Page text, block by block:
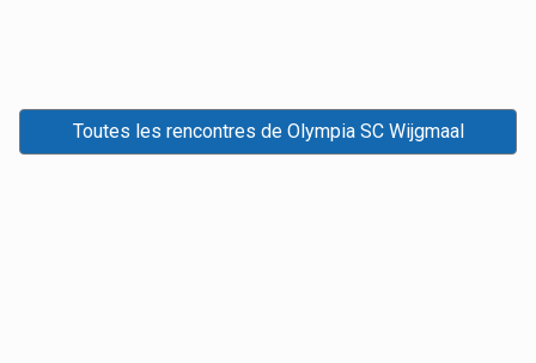
Toutes les rencontres de Olympia SC Wijgmaal